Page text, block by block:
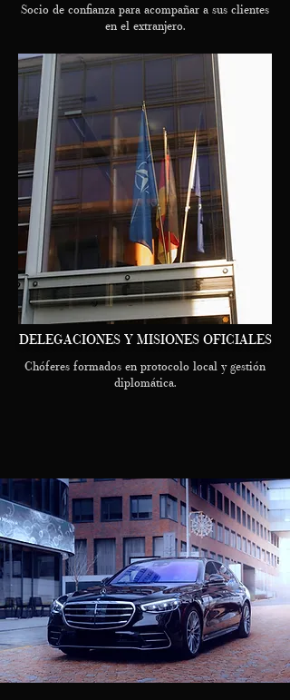
Socio de confianza para acompañar a sus clientes
en el extranjero.
DELEGACIONES Y MISIONES OFICIALES
Chóferes formados en protocolo local y gestión
diplomática.